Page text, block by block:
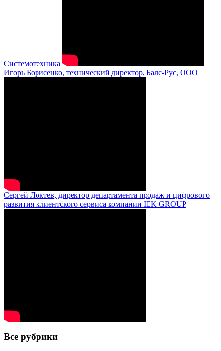
Системотехника
Игорь Борисенко, технический директор, Балс-Рус, ООО
Сергей Локтев, директор департамента продаж и цифрового
развития клиентского сервиса компании IEK GROUP
Все рубрики